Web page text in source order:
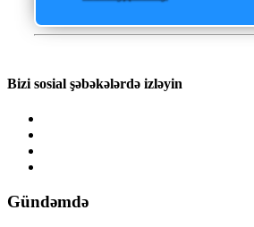
Bizi sosial şəbəkələrdə izləyin
Gündəmdə